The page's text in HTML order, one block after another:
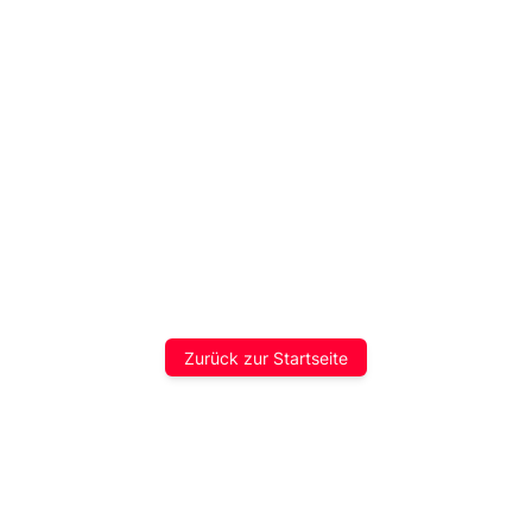
Zurück zur Startseite